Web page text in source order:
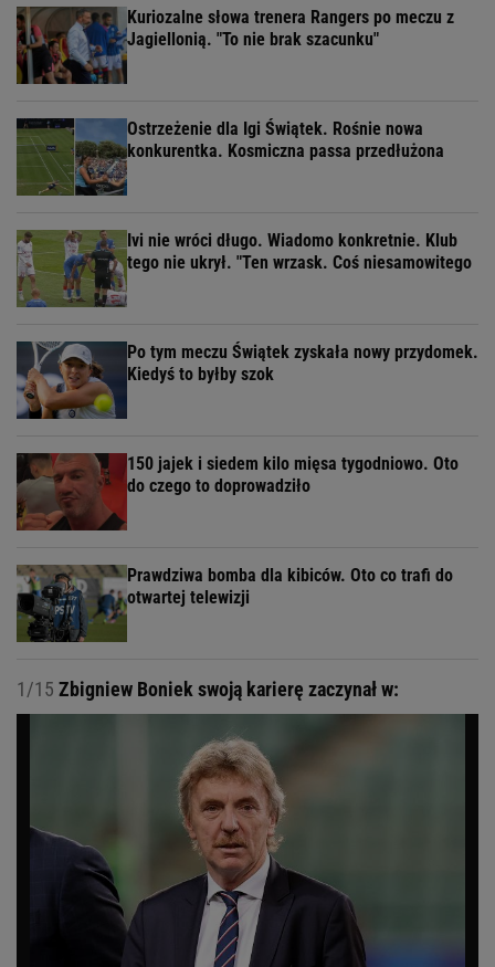
Kuriozalne słowa trenera Rangers po meczu z
Jagiellonią. "To nie brak szacunku"
Ostrzeżenie dla Igi Świątek. Rośnie nowa
konkurentka. Kosmiczna passa przedłużona
Ivi nie wróci długo. Wiadomo konkretnie. Klub
tego nie ukrył. "Ten wrzask. Coś niesamowitego
Po tym meczu Świątek zyskała nowy przydomek.
Kiedyś to byłby szok
150 jajek i siedem kilo mięsa tygodniowo. Oto
do czego to doprowadziło
Prawdziwa bomba dla kibiców. Oto co trafi do
otwartej telewizji
1/15 Zbigniew Boniek swoją karierę zaczynał w: